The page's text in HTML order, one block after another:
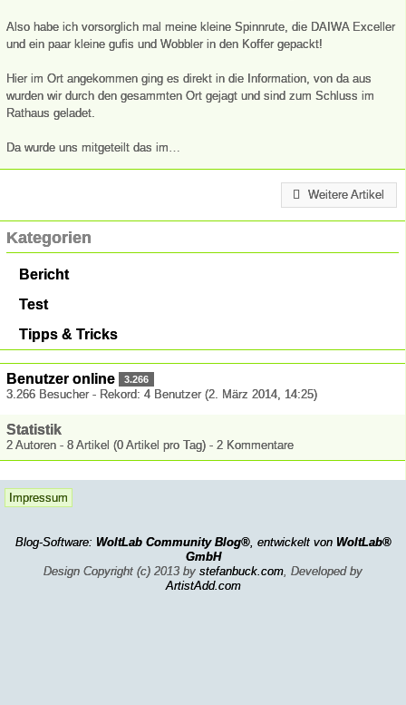
Also habe ich vorsorglich mal meine kleine Spinnrute, die DAIWA Exceller
und ein paar kleine gufis und Wobbler in den Koffer gepackt!
Hier im Ort angekommen ging es direkt in die Information, von da aus
wurden wir durch den gesammten Ort gejagt und sind zum Schluss im
Rathaus geladet.
Da wurde uns mitgeteilt das im…
Weitere Artikel
Kategorien
Bericht
Test
Tipps & Tricks
Benutzer online 3.266
3.266 Besucher - Rekord: 4 Benutzer (2. März 2014, 14:25)
Statistik
2 Autoren - 8 Artikel (0 Artikel pro Tag) - 2 Kommentare
Impressum
Blog-Software: WoltLab Community Blog®, entwickelt von WoltLab®
GmbH
Design Copyright (c) 2013 by stefanbuck.com, Developed by
ArtistAdd.com